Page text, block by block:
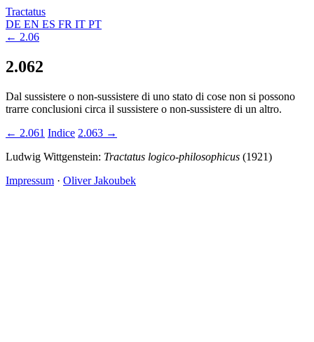
Tractatus
DE EN ES FR IT PT
← 2.06
2.062
Dal sussistere o non-sussistere di uno stato di cose non si possono
trarre conclusioni circa il sussistere o non-sussistere di un altro.
← 2.061 Indice 2.063 →
Ludwig Wittgenstein: Tractatus logico-philosophicus (1921)
Impressum · Oliver Jakoubek